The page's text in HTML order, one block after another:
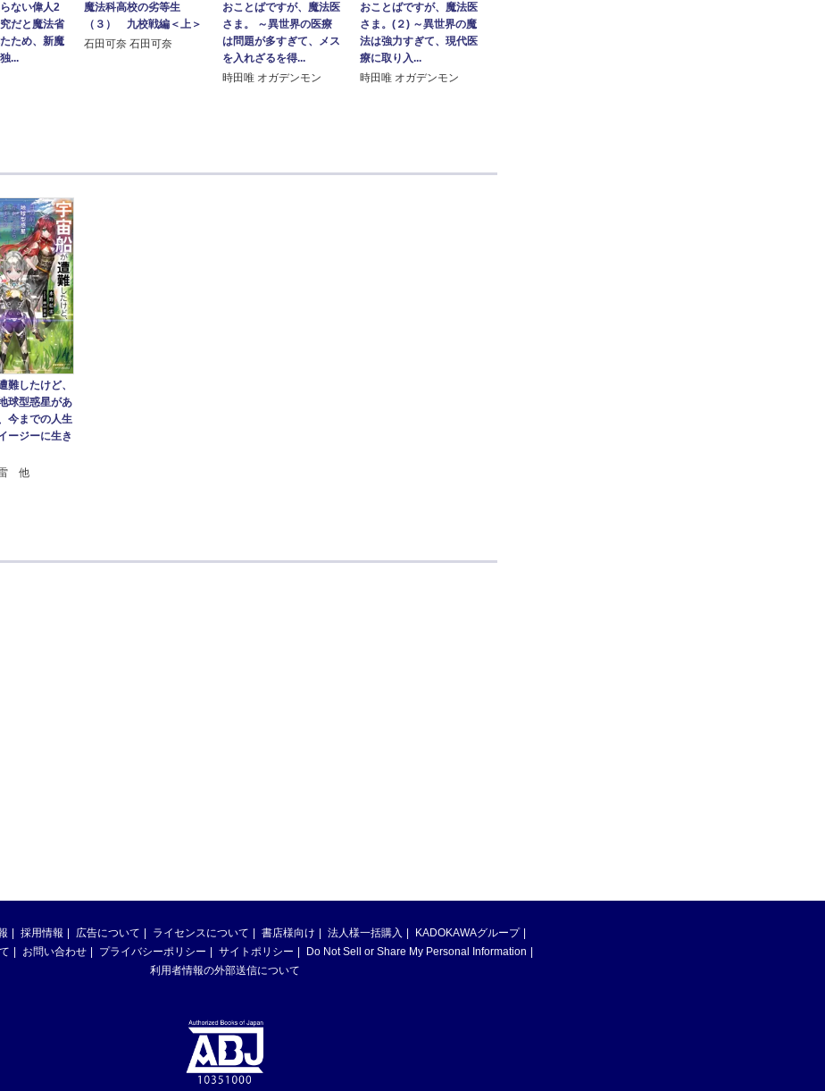
ない偉人2
だと魔法省
ため、新魔
...
魔法科高校の劣等生
（３） 九校戦編＜上＞
石田可奈 石田可奈
おことばですが、魔法医
さま。 ～異世界の医療
は問題が多すぎて、メス
を入れざるを得...
時田唯 オガデンモン
おことばですが、魔法医
さま。(２) ～異世界の魔
法は強力すぎて、現代医
療に取り入...
時田唯 オガデンモン
難したけど、
球型惑星があ
今までの人生
ージーに生き
他
採用情報 広告について ライセンスについて 書店様向け 法人様一括購入
KADOKAWAグループ
お問い合わせ プライバシーポリシー サイトポリシー
Do Not Sell or Share My Personal Information
利用者情報の外部送信について